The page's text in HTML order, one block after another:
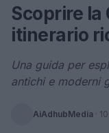
Scoprire la
itinerario
Una guida per
antichi e moderni
AiAdhubMedia ·